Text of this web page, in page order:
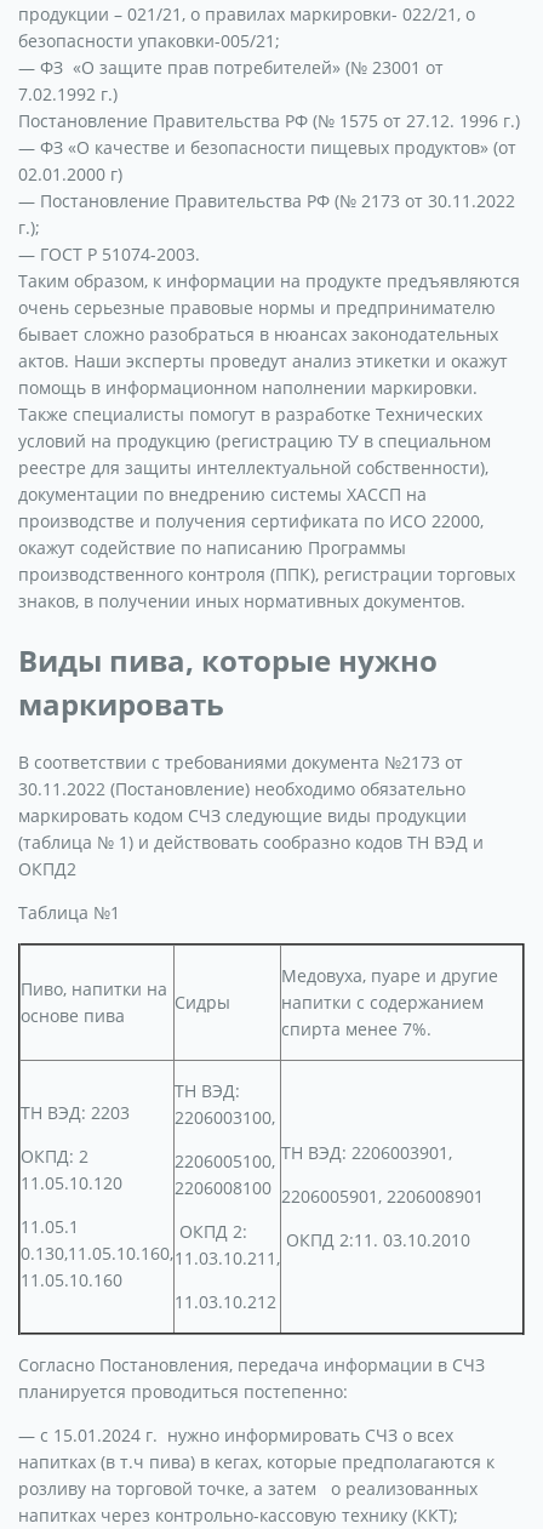
продукции – 021/21, о правилах маркировки- 022/21, о
безопасности упаковки-005/21;
— ФЗ «О защите прав потребителей» (№ 23001 от
7.02.1992 г.)
Постановление Правительства РФ (№ 1575 от 27.12. 1996 г.)
— ФЗ «О качестве и безопасности пищевых продуктов» (от
02.01.2000 г)
— Постановление Правительства РФ (№ 2173 от 30.11.2022
г.);
— ГОСТ Р 51074-2003.
Таким образом, к информации на продукте предъявляются
очень серьезные правовые нормы и предпринимателю
бывает сложно разобраться в нюансах законодательных
актов. Наши эксперты проведут анализ этикетки и окажут
помощь в информационном наполнении маркировки.
Также специалисты помогут в разработке Технических
условий на продукцию (регистрацию ТУ в специальном
реестре для защиты интеллектуальной собственности),
документации по внедрению системы ХАССП на
производстве и получения сертификата по ИСО 22000,
окажут содействие по написанию Программы
производственного контроля (ППК), регистрации торговых
знаков, в получении иных нормативных документов.
Виды пива, которые нужно
маркировать
В соответствии с требованиями документа №2173 от
30.11.2022 (Постановление) необходимо обязательно
маркировать кодом СЧЗ следующие виды продукции
(таблица № 1) и действовать сообразно кодов ТН ВЭД и
ОКПД2
Таблица №1
Пиво, напитки на
основе пива
Сидры
Медовуха, пуаре и другие
напитки с содержанием
спирта менее 7%.
ТН ВЭД: 2203
ОКПД: 2
11.05.10.120
11.05.1
0.130,11.05.10.160,
11.05.10.160
ТН ВЭД:
2206003100,
2206005100,
2206008100
ОКПД 2:
11.03.10.211,
11.03.10.212
ТН ВЭД: 2206003901,
2206005901, 2206008901
ОКПД 2:11. 03.10.2010
Согласно Постановления, передача информации в СЧЗ
планируется проводиться постепенно:
— с 15.01.2024 г. нужно информировать СЧЗ о всех
напитках (в т.ч пива) в кегах, которые предполагаются к
розливу на торговой точке, а затем о реализованных
напитках через контрольно-кассовую технику (ККТ);